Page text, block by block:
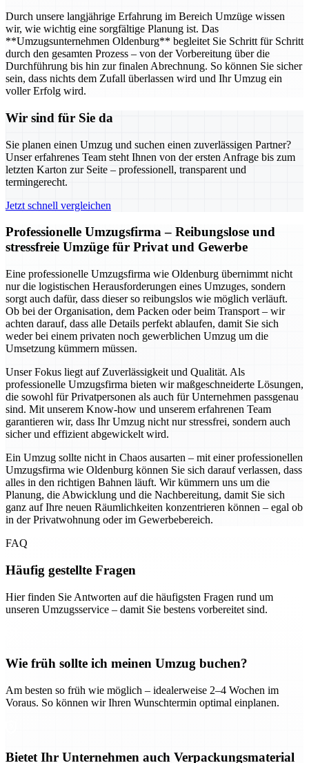
Durch unsere langjährige Erfahrung im Bereich Umzüge wissen
wir, wie wichtig eine sorgfältige Planung ist. Das
**Umzugsunternehmen Oldenburg** begleitet Sie Schritt für Schritt
durch den gesamten Prozess – von der Vorbereitung über die
Durchführung bis hin zur finalen Abrechnung. So können Sie sicher
sein, dass nichts dem Zufall überlassen wird und Ihr Umzug ein
voller Erfolg wird.
Wir sind für Sie da
Sie planen einen Umzug und suchen einen zuverlässigen Partner?
Unser erfahrenes Team steht Ihnen von der ersten Anfrage bis zum
letzten Karton zur Seite – professionell, transparent und
termingerecht.
Jetzt schnell vergleichen
Professionelle Umzugsfirma – Reibungslose und
stressfreie Umzüge für Privat und Gewerbe
Eine professionelle Umzugsfirma wie Oldenburg übernimmt nicht
nur die logistischen Herausforderungen eines Umzuges, sondern
sorgt auch dafür, dass dieser so reibungslos wie möglich verläuft.
Ob bei der Organisation, dem Packen oder beim Transport – wir
achten darauf, dass alle Details perfekt ablaufen, damit Sie sich
weder bei einem privaten noch gewerblichen Umzug um die
Umsetzung kümmern müssen.
Unser Fokus liegt auf Zuverlässigkeit und Qualität. Als
professionelle Umzugsfirma bieten wir maßgeschneiderte Lösungen,
die sowohl für Privatpersonen als auch für Unternehmen passgenau
sind. Mit unserem Know-how und unserem erfahrenen Team
garantieren wir, dass Ihr Umzug nicht nur stressfrei, sondern auch
sicher und effizient abgewickelt wird.
Ein Umzug sollte nicht in Chaos ausarten – mit einer professionellen
Umzugsfirma wie Oldenburg können Sie sich darauf verlassen, dass
alles in den richtigen Bahnen läuft. Wir kümmern uns um die
Planung, die Abwicklung und die Nachbereitung, damit Sie sich
ganz auf Ihre neuen Räumlichkeiten konzentrieren können – egal ob
in der Privatwohnung oder im Gewerbebereich.
FAQ
Häufig gestellte Fragen
Hier finden Sie Antworten auf die häufigsten Fragen rund um
unseren Umzugsservice – damit Sie bestens vorbereitet sind.
Wie früh sollte ich meinen Umzug buchen?
Am besten so früh wie möglich – idealerweise 2–4 Wochen im
Voraus. So können wir Ihren Wunschtermin optimal einplanen.
Bietet Ihr Unternehmen auch Verpackungsmaterial